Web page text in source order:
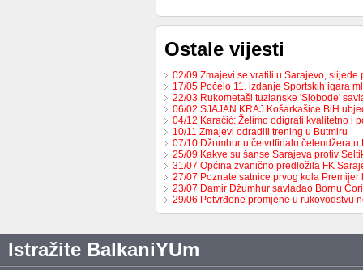
Ostale vijesti
02/09 Zmajevi se vratili u Sarajevo,
17/05 Počelo 11. izdanje Sportskih igara
22/03 Rukometaši tuzlanske 'Slobode'
06/02 SJAJAN KRAJ Košarkašice BiH
04/12 Karačić: Želimo odigrati kvalitetno i
10/11 Zmajevi odradili trening u Butmiru
07/10 Džumhur u četvrtfinalu čelendžera u
25/09 Kakve su šanse Sarajeva protiv
31/07 Općina zvanično predložila FK
27/07 Poznate satnice prvog kola
23/07 Damir Džumhur savladao Bornu
29/06 Potvrđene promjene u rukovodstvu
Istražite BalkaniYUm